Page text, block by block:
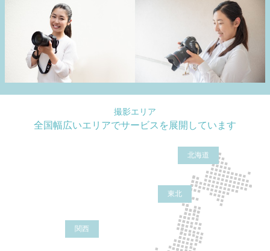
撮影エリア
全国幅広いエリアでサービスを展開しています
北海道
東北
関西